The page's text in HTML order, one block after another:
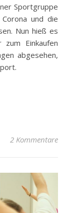
Sportgruppe
und die
Nun hieß es
Einkaufen
abgesehen,
2 Kommentare